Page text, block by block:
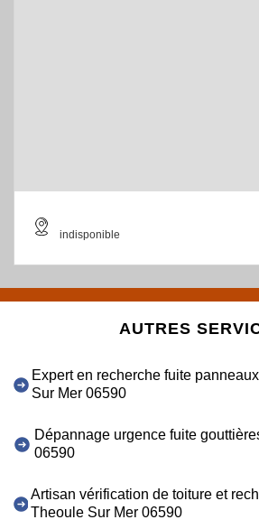
indisponible
AUTRES
Expert en recherche fuite
Sur Mer 06590
Dépannage urgence fuite
06590
Artisan vérification de toiture et
Theoule Sur Mer 06590